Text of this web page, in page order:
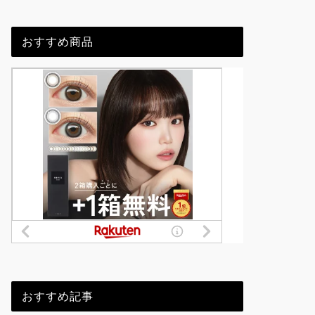
おすすめ商品
おすすめ記事